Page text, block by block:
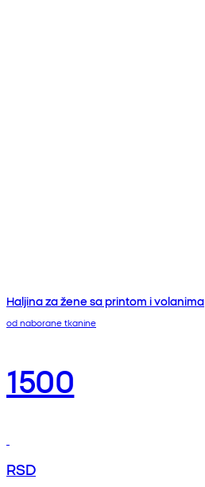
Haljina za žene sa printom i volanima
od naborane tkanine
1500
RSD